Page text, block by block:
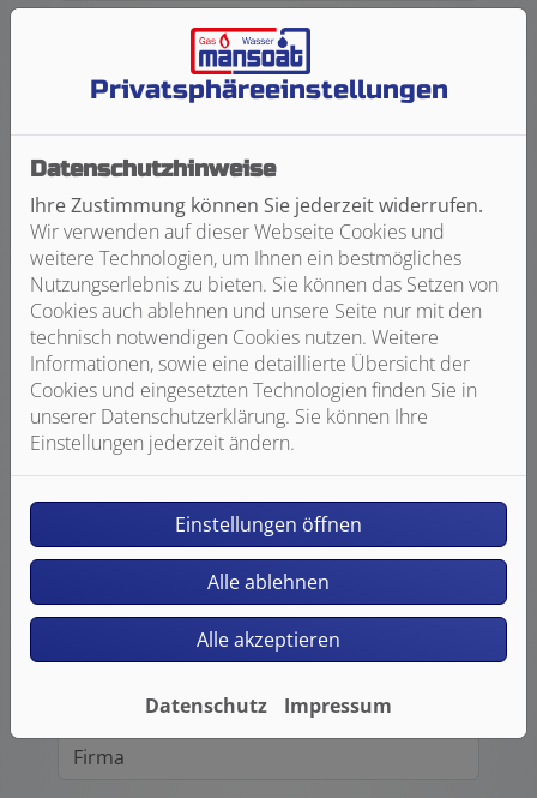
Höhe des Raumes (m)
Budget und Umbauzeitraum
Wie viel möchten Sie für Ihr Traumbad ca.
ausgeben (Euro)?
Wann möchten Sie mit dem Umbau beginnen?
Bilder von Ihrem Projekt
Gerne dürfen Sie uns zusätzliche Informationen
und Bilder zu der Ist-Situation hier hochladen.
Laden Sie hier Ihre Dateien hoch.
Hinweis zur Dateigröße: max. 10 MB
Ihre Kontaktdaten
Privatsphäre­einstellungen
Datenschutzhinweise
Ihre Zustimmung können Sie jederzeit widerrufen.
Wir verwenden auf dieser Webseite Cookies und
weitere Technologien, um Ihnen ein bestmögliches
Nutzungserlebnis zu bieten. Sie können das Setzen von
Cookies auch ablehnen und unsere Seite nur mit den
technisch notwendigen Cookies nutzen. Weitere
Informationen, sowie eine detaillierte Übersicht der
Cookies und eingesetzten Technologien finden Sie in
unserer Datenschutzerklärung. Sie können Ihre
Einstellungen jederzeit ändern.
Einstellungen öffnen
Alle ablehnen
Alle akzeptieren
Datenschutz Impressum